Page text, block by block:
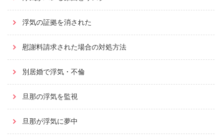
浮気の証拠を消された
慰謝料請求された場合の対処方法
別居婚で浮気・不倫
旦那の浮気を監視
旦那が浮気に夢中